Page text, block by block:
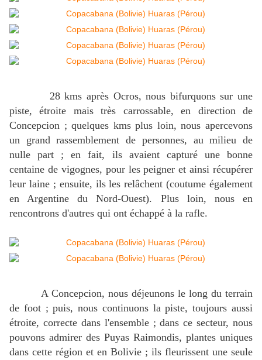
28 kms après Ocros, nous bifurquons sur une
piste, étroite mais très carrossable, en direction de
Concepcion ; quelques kms plus loin, nous apercevons
un grand rassemblement de personnes, au milieu de
nulle part ; en fait, ils avaient capturé une bonne
centaine de vigognes, pour les peigner et ainsi récupérer
leur laine ; ensuite, ils les relâchent (coutume également
en Argentine du Nord-Ouest). Plus loin, nous en
rencontrons d'autres qui ont échappé à la rafle.
A Concepcion, nous déjeunons le long du terrain
de foot ; puis, nous continuons la piste, toujours aussi
étroite, correcte dans l'ensemble ; dans ce secteur, nous
pouvons admirer des Puyas Raimondis, plantes uniques
dans cette région et en Bolivie ; ils fleurissent une seule